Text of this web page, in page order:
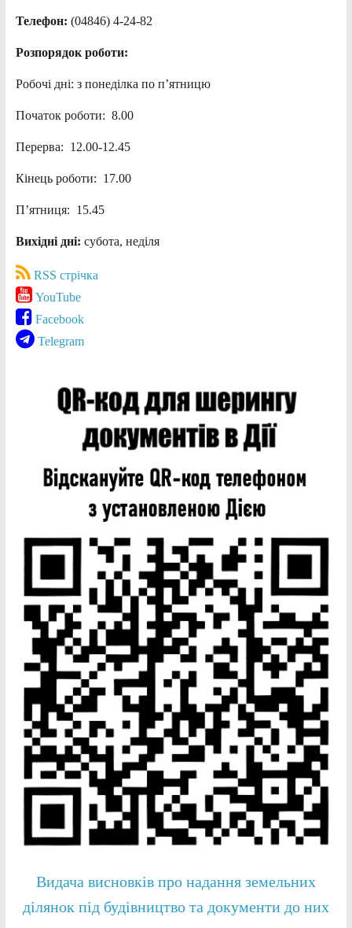
Телефон: (04846) 4-24-82
Розпорядок роботи:
Робочі дні: з понеділка по п’ятницю
Початок роботи: 8.00
Перерва: 12.00-12.45
Кінець роботи: 17.00
П’ятниця: 15.45
Вихідні дні: субота, неділя
RSS стрічка
YouTube
Facebook
Telegram
Видача висновків про надання земельних
ділянок під будівництво та документи до них